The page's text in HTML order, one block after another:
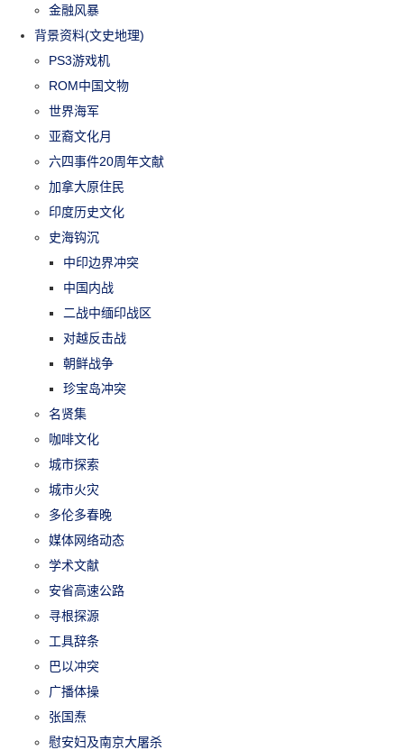
金融风暴
背景资料(文史地理)
PS3游戏机
ROM中国文物
世界海军
亚裔文化月
六四事件20周年文献
加拿大原住民
印度历史文化
史海钩沉
中印边界冲突
中国内战
二战中缅印战区
对越反击战
朝鲜战争
珍宝岛冲突
名贤集
咖啡文化
城市探索
城市火灾
多伦多春晚
媒体网络动态
学术文献
安省高速公路
寻根探源
工具辞条
巴以冲突
广播体操
张国焘
慰安妇及南京大屠杀